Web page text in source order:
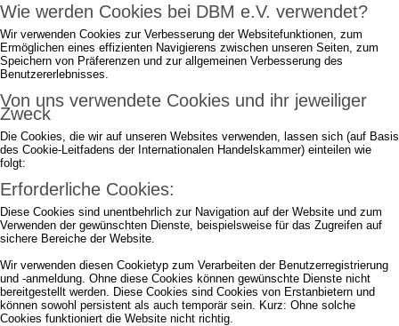
Wie werden Cookies bei DBM e.V. verwendet?
Wir verwenden Cookies zur Verbesserung der Websitefunktionen, zum
Ermöglichen eines effizienten Navigierens zwischen unseren Seiten, zum
Speichern von Präferenzen und zur allgemeinen Verbesserung des
Benutzererlebnisses.
Von uns verwendete Cookies und ihr jeweiliger
Zweck
Die Cookies, die wir auf unseren Websites verwenden, lassen sich (auf Basis
des Cookie-Leitfadens der Internationalen Handelskammer) einteilen wie
folgt:
Erforderliche Cookies:
Diese Cookies sind unentbehrlich zur Navigation auf der Website und zum
Verwenden der gewünschten Dienste, beispielsweise für das Zugreifen auf
sichere Bereiche der Website.
Wir verwenden diesen Cookietyp zum Verarbeiten der Benutzerregistrierung
und -anmeldung. Ohne diese Cookies können gewünschte Dienste nicht
bereitgestellt werden. Diese Cookies sind Cookies von Erstanbietern und
können sowohl persistent als auch temporär sein. Kurz: Ohne solche
Cookies funktioniert die Website nicht richtig.